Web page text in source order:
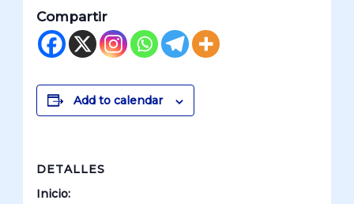
Compartir
Add to calendar
DETALLES
Inicio: